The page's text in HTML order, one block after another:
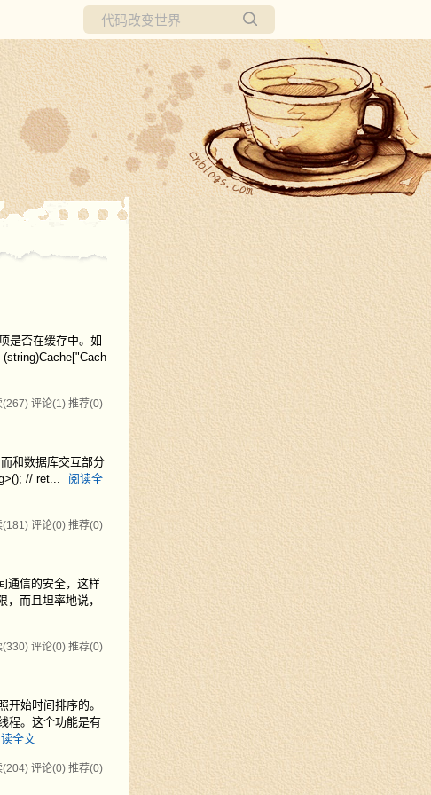
所有博客
当前博客
是否在缓存中。如
(267) 评论(1) 推荐(0)
和数据库交互部分
// ret...
阅读全
(181) 评论(0) 推荐(0)
通信的安全，这样
而且坦率地说，
(330) 评论(0) 推荐(0)
始时间排序的。
程。这个功能是有
全文
(204) 评论(0) 推荐(0)